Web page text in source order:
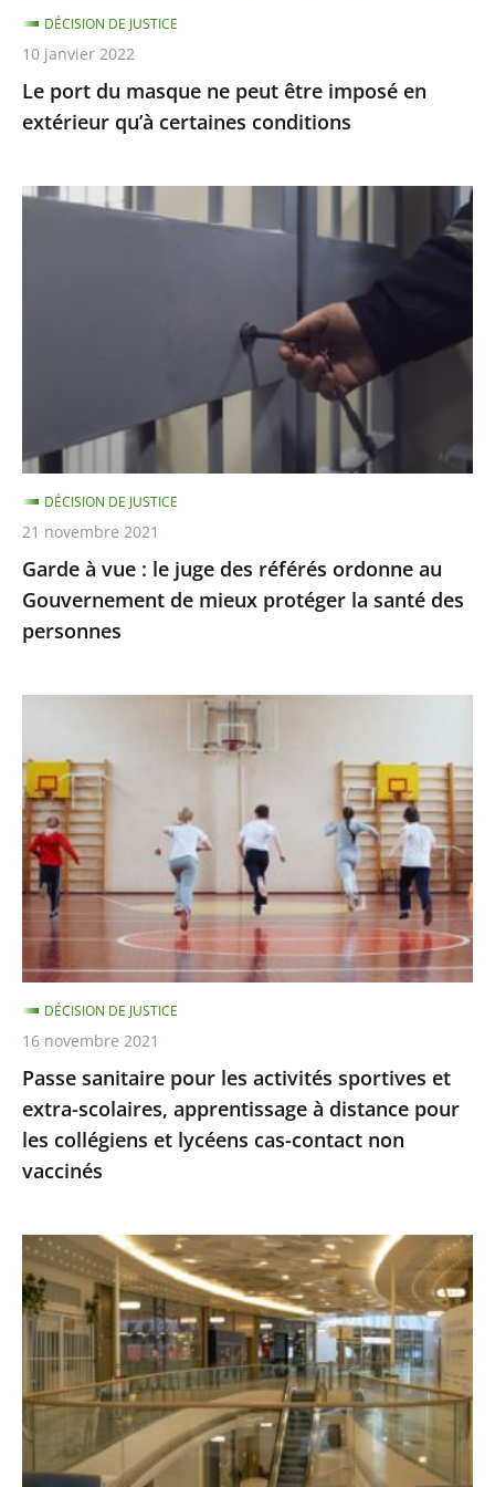
qu’à
certaines
conditions
Le port du masque ne peut être imposé en
extérieur qu’à certaines conditions
DÉCISION DE JUSTICE
10 janvier 2022
Garde
ordonne
au
Gouvernement
de
mieux
protéger
la
des
Garde à vue : le juge des référés ordonne au
Gouvernement de mieux protéger la santé des
personnes
DÉCISION DE JUSTICE
21 novembre 2021
pour
les
activités
sportives
et
extra-
scolaires,
apprentissage
à
distance
pour
les
collégiens
et
cas-
contact
non
vaccinés
Passe sanitaire pour les activités sportives et
extra-scolaires, apprentissage à distance pour
les collégiens et lycéens cas-contact non
vaccinés
DÉCISION DE JUSTICE
16 novembre 2021
Centres
commerciaux
des
Alpes-
Maritimes
:
le
Conseil